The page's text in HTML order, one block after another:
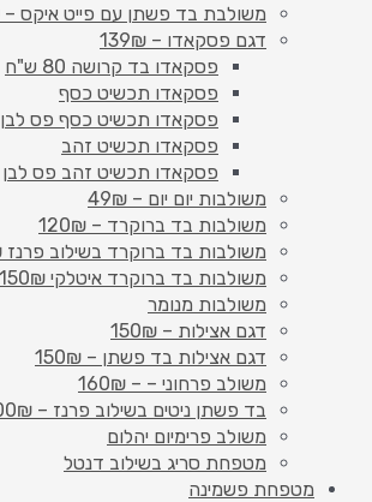
משולבת בד פשתן עם פייט איקס – 120₪
דגם פסקאדו – 139₪
פסקאדו בד קרושה 80 ש"ח
פסקאדו תכשיט כסף
פסקאדו תכשיט כסף פס לבן
פסקאדו תכשיט זהב
פסקאדו תכשיט זהב פס לבן
משולבות יום יום – 49₪
משולבות בד ברוקרד – 120₪
משולבות בד ברוקרד בשילוב פרנז 130₪
משולבות בד ברוקרד איטלקי 150₪
משולבות מנומר
דגם אצילות – 150₪
דגם אצילות בד פשתן – 150₪
משולב פרחוני – – 160₪
בד פשתן ניטים בשילוב פרנז – 100₪
משולב פרימיום יהלום
מטפחת סריג בשילוב דנטל
מטפחת פשמינה